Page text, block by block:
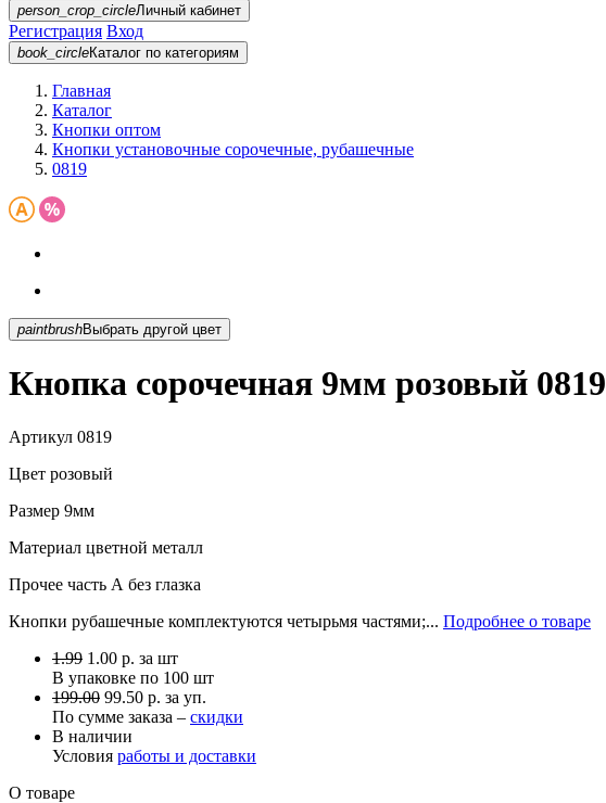
person_crop_circleЛичный кабинет
Регистрация Вход
book_circleКаталог по категориям
Главная
Каталог
Кнопки оптом
Кнопки установочные сорочечные, рубашечные
0819
paintbrush Выбрать другой цвет
Кнопка сорочечная 9мм розовый 0819
Артикул 0819
Цвет розовый
Размер 9мм
Материал цветной металл
Прочее часть А без глазка
Кнопки рубашечные комплектуются четырьмя частями;... Подробнее о товаре
1.99 1.00 р. за шт
В упаковке по 100 шт
199.00 99.50 р. за уп.
По сумме заказа – скидки
В наличии
Условия работы и доставки
О товаре